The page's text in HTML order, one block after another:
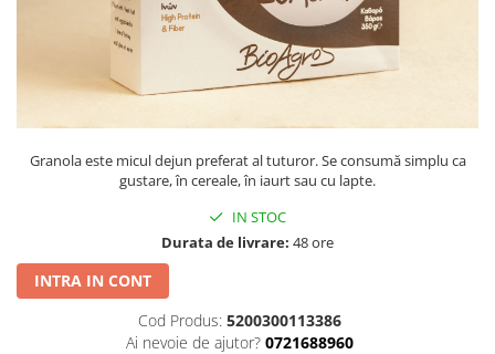
SUPERALIMENTE
Granola este micul dejun preferat al tuturor. Se consumă simplu ca
gustare, în cereale, în iaurt sau cu lapte.
IN STOC
Durata de livrare: 48 ore
INTRA IN CONT
Cod Produs: 5200300113386
Ai nevoie de ajutor? 0721688960